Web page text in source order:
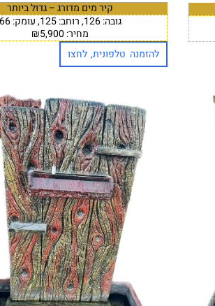
קיר מים מדורג – גדול ביותר
גובה: 126, רוחב: 125, עומק: 66
מחיר: ₪5,900
להזמנה טלפונית, לחצו